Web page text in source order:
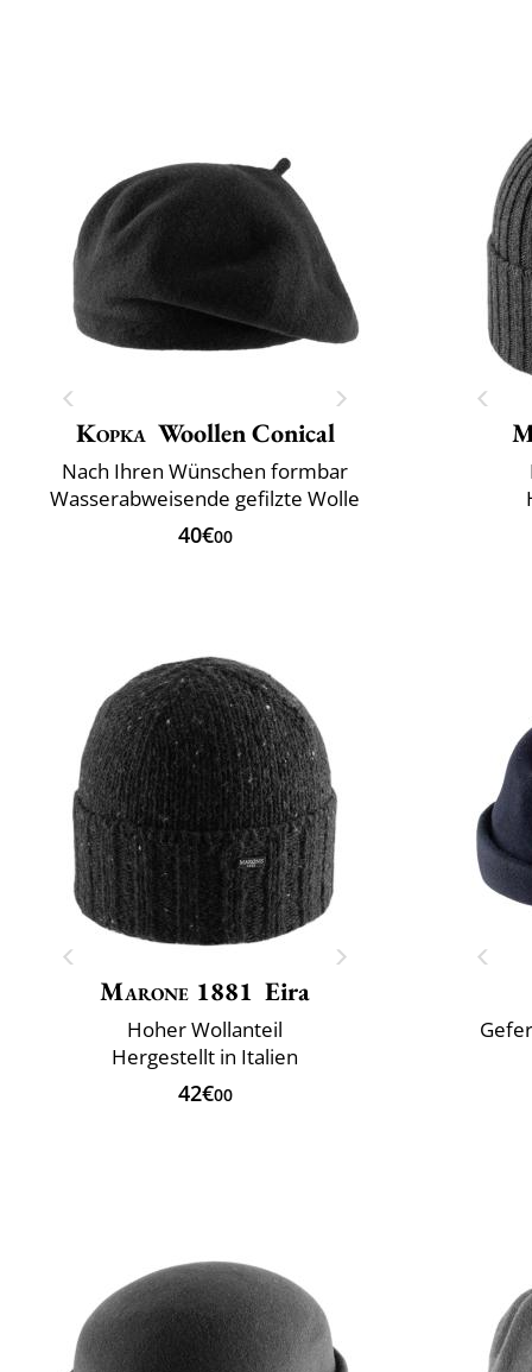
Kopka Woollen Conical
Nach Ihren Wünschen formbar
Wasserabweisende gefilzte Wolle
40€00
Marone 1881 Eira
Hoher Wollanteil
Hergestellt in Italien
42€00